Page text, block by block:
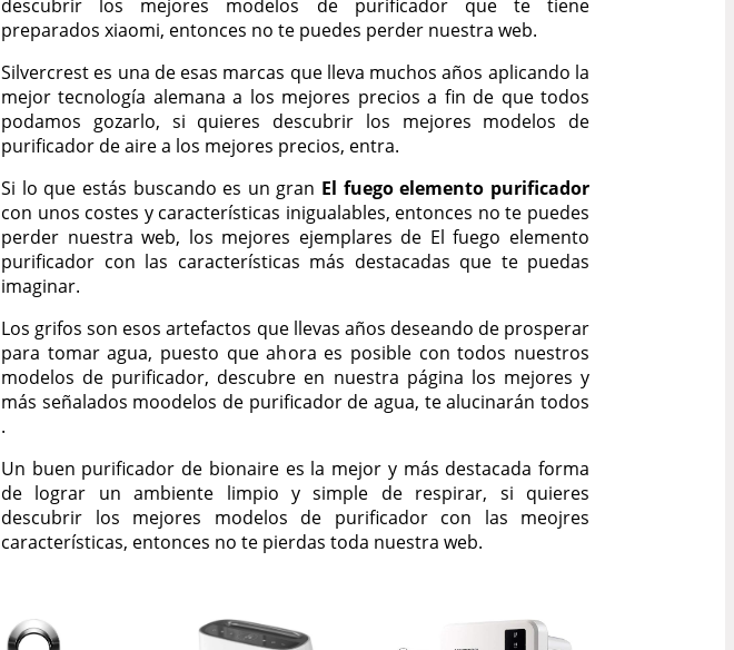
descubrir los mejores modelos de purificador que te tiene
preparados xiaomi, entonces no te puedes perder nuestra web.
Silvercrest es una de esas marcas que lleva muchos años aplicando la
mejor tecnología alemana a los mejores precios a fin de que todos
podamos gozarlo, si quieres descubrir los mejores modelos de
purificador de aire a los mejores precios, entra.
Si lo que estás buscando es un gran El fuego elemento purificador
con unos costes y características inigualables, entonces no te puedes
perder nuestra web, los mejores ejemplares de El fuego elemento
purificador con las características más destacadas que te puedas
imaginar.
Los grifos son esos artefactos que llevas años deseando de prosperar
para tomar agua, puesto que ahora es posible con todos nuestros
modelos de purificador, descubre en nuestra página los mejores y
más señalados moodelos de purificador de agua, te alucinarán todos
.
Un buen purificador de bionaire es la mejor y más destacada forma
de lograr un ambiente limpio y simple de respirar, si quieres
descubrir los mejores modelos de purificador con las meojres
características, entonces no te pierdas toda nuestra web.